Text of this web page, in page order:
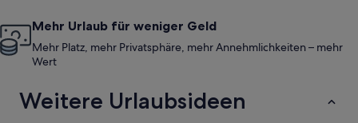
Mehr Urlaub für weniger Geld
Mehr Platz, mehr Privatsphäre, mehr Annehmlichkeiten – mehr
Wert
Weitere Urlaubsideen